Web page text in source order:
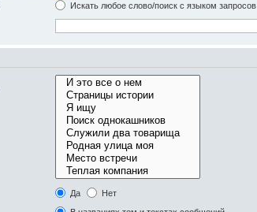
Искать любое слово/поиск с языком запросов
Да
Нет